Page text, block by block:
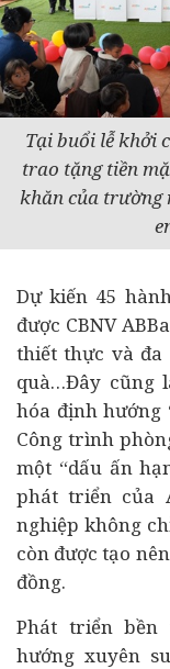
Tại buổi lễ khởi
trao tặng tiền
khăn của trường
Dự kiến 45
được CBNV
thiết thực và đa
quà…Đây cũng
hóa định hướng
Công trình
một “dấu ấn
phát triển của
nghiệp không
còn được tạo
đồng.
Phát triển bền
hướng xuyên